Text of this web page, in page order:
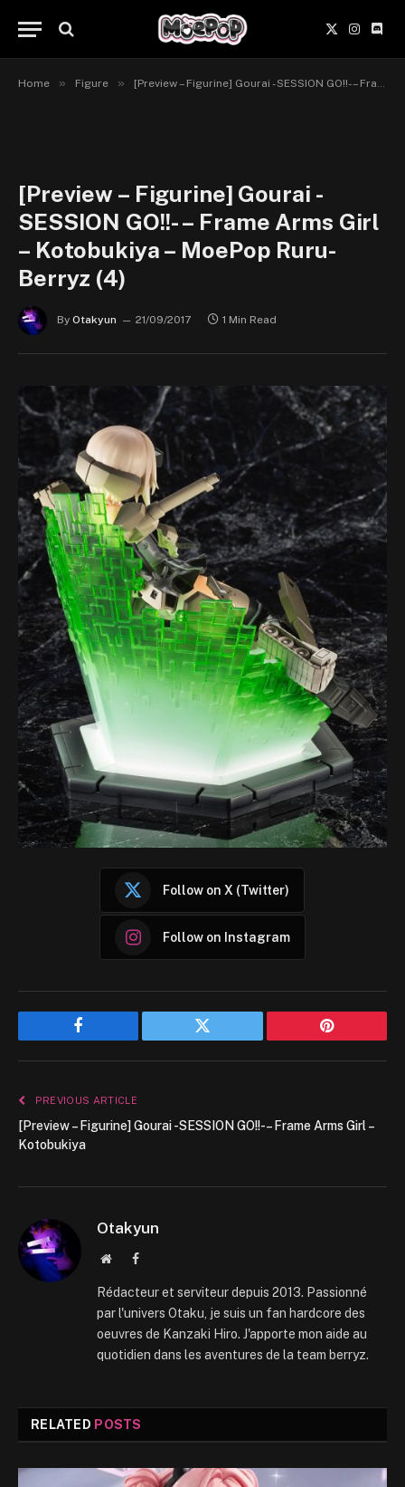
X
(Twitter)
Home » Figure » [Preview – Figurine] Gourai -SESSION GO!!- – Frame Arms Girl – Kotobukiya
[Preview – Figurine] Gourai -
SESSION GO!!- – Frame Arms Girl
– Kotobukiya – MoePop Ruru-
Berryz (4)
By Otakyun 21/09/2017 1 Min Read
Follow on X (Twitter)
Follow on Instagram
Facebook Twitter Pinterest
PREVIOUS ARTICLE
[Preview – Figurine] Gourai -SESSION GO!!- – Frame Arms Girl –
Kotobukiya
Otakyun
WebsiteFacebook
Rédacteur et serviteur depuis 2013. Passionné
par l'univers Otaku, je suis un fan hardcore des
oeuvres de Kanzaki Hiro. J'apporte mon aide au
quotidien dans les aventures de la team berryz.
RELATED POSTS